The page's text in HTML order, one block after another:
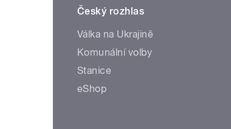
Český rozhlas
Válka na Ukrajině
Komunální volby
Stanice
eShop